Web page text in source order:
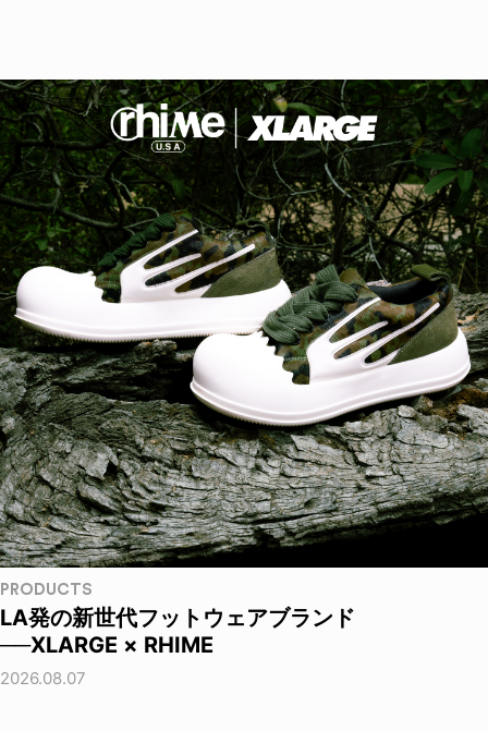
PRODUCTS
LA発の新世代フットウェアブランド
──XLARGE × RHIME
2026.08.07